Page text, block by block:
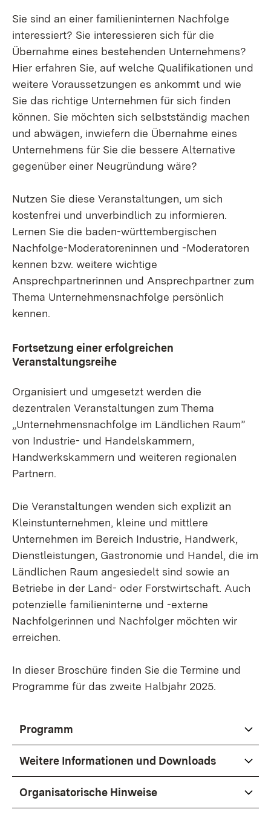
Sie sind an einer familieninternen Nachfolge
interessiert? Sie interessieren sich für die
Übernahme eines bestehenden Unternehmens?
Hier erfahren Sie, auf welche Qualifikationen und
weitere Voraussetzungen es ankommt und wie
Sie das richtige Unternehmen für sich finden
können. Sie möchten sich selbstständig machen
und abwägen, inwiefern die Übernahme eines
Unternehmens für Sie die bessere Alternative
gegenüber einer Neugründung wäre?
Nutzen Sie diese Veranstaltungen, um sich
kostenfrei und unverbindlich zu informieren.
Lernen Sie die baden-württembergischen
Nachfolge-Moderatoreninnen und -Moderatoren
kennen bzw. weitere wichtige
Ansprechpartnerinnen und Ansprechpartner zum
Thema Unternehmensnachfolge persönlich
kennen.
Fortsetzung einer erfolgreichen
Veranstaltungsreihe
Organisiert und umgesetzt werden die
dezentralen Veranstaltungen zum Thema
„Unternehmensnachfolge im Ländlichen Raum”
von Industrie- und Handelskammern,
Handwerkskammern und weiteren regionalen
Partnern.
Die Veranstaltungen wenden sich explizit an
Kleinstunternehmen, kleine und mittlere
Unternehmen im Bereich Industrie, Handwerk,
Dienstleistungen, Gastronomie und Handel, die im
Ländlichen Raum angesiedelt sind sowie an
Betriebe in der Land- oder Forstwirtschaft. Auch
potenzielle familieninterne und -externe
Nachfolgerinnen und Nachfolger möchten wir
erreichen.
In dieser Broschüre finden Sie die Termine und
Programme für das zweite Halbjahr 2025.
Programm
Weitere Informationen und Downloads
Organisatorische Hinweise